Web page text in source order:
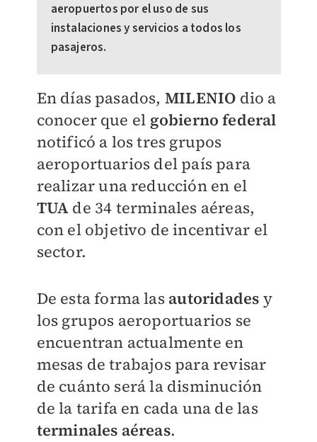
aeropuertos por el uso de sus
instalaciones y servicios a todos los
pasajeros.
En días pasados, MILENIO dio a
conocer que el gobierno federal
notificó a los tres grupos
aeroportuarios del país para
realizar una reducción en el
TUA de 34 terminales aéreas,
con el objetivo de incentivar el
sector.
De esta forma las autoridades y
los grupos aeroportuarios se
encuentran actualmente en
mesas de trabajos para revisar
de cuánto será la disminución
de la tarifa en cada una de las
terminales aéreas.